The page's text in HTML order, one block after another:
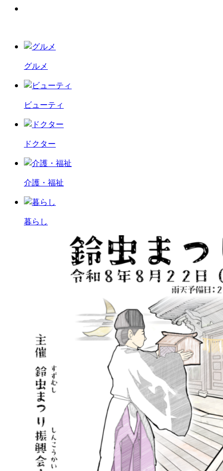
グルメ
ビューティ
ドクター
介護・福祉
暮らし